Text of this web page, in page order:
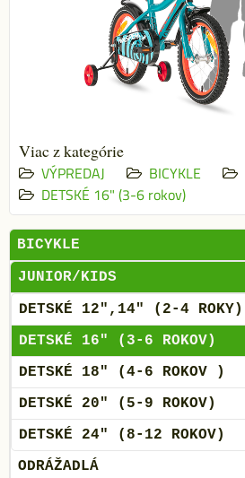
Viac z kategórie
VÝPREDAJ
BICYKLE
DETSKÉ 16" (3-6 rokov)
BICYKLE
JUNIOR/KIDS
DETSKÉ 12",14" (2-4 ROKY)
DETSKÉ 16" (3-6 ROKOV)
DETSKÉ 18" (4-6 ROKOV )
DETSKÉ 20" (5-9 ROKOV)
DETSKÉ 24" (8-12 ROKOV)
ODRÁŽADLÁ